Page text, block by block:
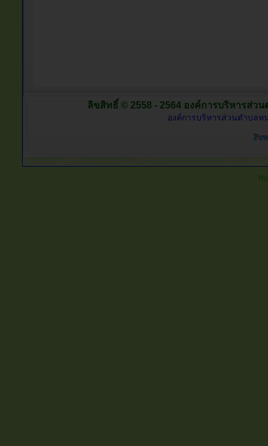
ลิขสิทธิ์ © 2558 - 2564 องค์การบริหารส่ว
องค์การบริหารส่วนตำบลห